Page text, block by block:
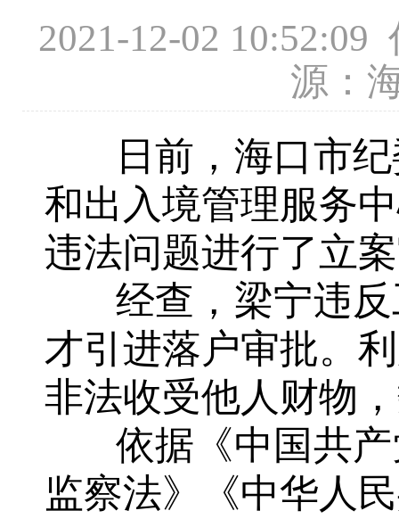
2021-12-02
源：
日前，海口市纪
和出入境管理服务
违法问题进行了立
经查，梁宁违反
才引进落户审批。
非法收受他人财物
依据《中国共产
监察法》《中华人